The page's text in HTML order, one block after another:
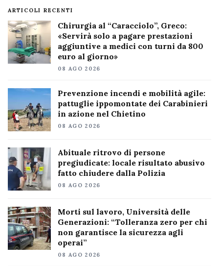
ARTICOLI RECENTI
Chirurgia al “Caracciolo”, Greco:
«Servirà solo a pagare prestazioni
aggiuntive a medici con turni da 800
euro al giorno»
08 AGO 2026
Prevenzione incendi e mobilità agile:
pattuglie ippomontate dei Carabinieri
in azione nel Chietino
08 AGO 2026
Abituale ritrovo di persone
pregiudicate: locale risultato abusivo
fatto chiudere dalla Polizia
08 AGO 2026
Morti sul lavoro, Università delle
Generazioni: “Tolleranza zero per chi
non garantisce la sicurezza agli
operai”
08 AGO 2026